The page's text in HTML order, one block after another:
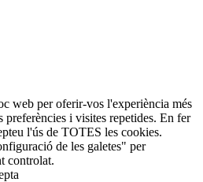
web per oferir-vos l'experiència més
preferències i visites repetides. En fer
l'ús de TOTES les cookies.
de les galetes" per
controlat.